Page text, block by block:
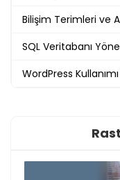
Bilişim Terimleri ve
SQL Veritabanı
WordPress